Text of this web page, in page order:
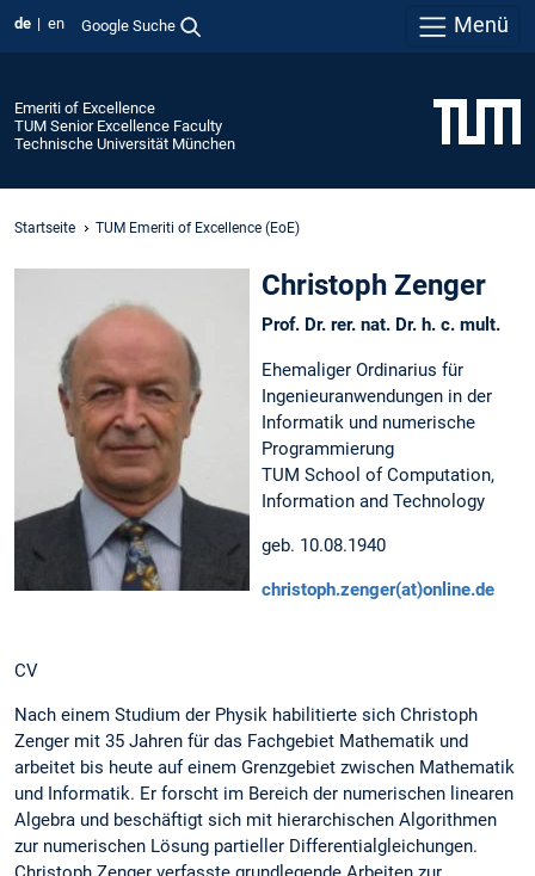
de en Google Suche Menü
Emeriti of Excellence
TUM Senior Excellence Faculty
Technische Universität München
Startseite TUM Emeriti of Excellence (EoE)
Christoph Zenger
Prof. Dr. rer. nat. Dr. h. c. mult.
Ehemaliger Ordinarius für
Ingenieuranwendungen in der
Informatik und numerische
Programmierung
TUM School of Computation,
Information and Technology
geb. 10.08.1940
christoph.zenger(at)online.de
CV
Nach einem Studium der Physik habilitierte sich Christoph
Zenger mit 35 Jahren für das Fachgebiet Mathematik und
arbeitet bis heute auf einem Grenzgebiet zwischen Mathematik
und Informatik. Er forscht im Bereich der numerischen linearen
Algebra und beschäftigt sich mit hierarchischen Algorithmen
zur numerischen Lösung partieller Differentialgleichungen.